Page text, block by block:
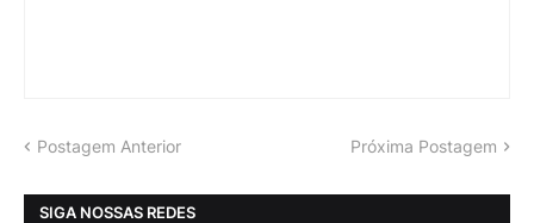
Postagem Anterior Próxima Postagem
SIGA NOSSAS REDES